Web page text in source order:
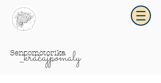
_kráčajpomaly
Senzomotorika